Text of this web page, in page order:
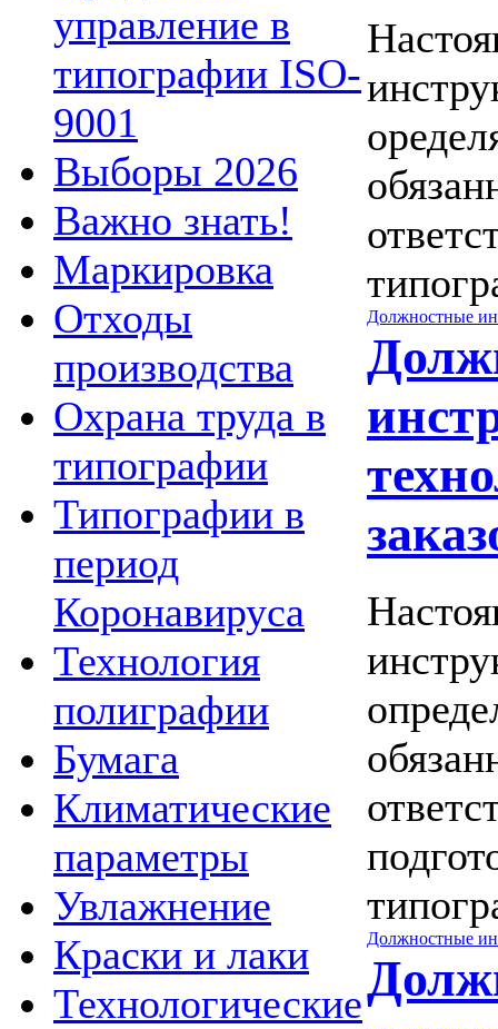
управление в
типографии ISO-
9001
Выборы 2026
Важно знать!
Маркировка
Отходы
производства
Охрана труда в
типографии
Типографии в
период
Коронавируса
Технология
полиграфии
Бумага
Климатические
параметры
Увлажнение
Краски и лаки
Технологические
Должностные
Должностные